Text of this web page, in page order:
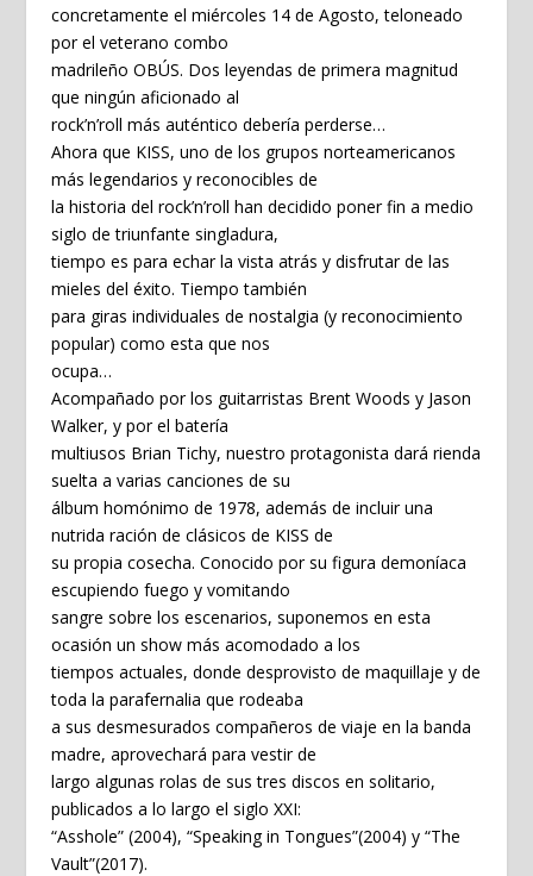
concretamente el miércoles 14 de Agosto, teloneado
por el veterano combo
madrileño OBÚS. Dos leyendas de primera magnitud
que ningún aficionado al
rock’n’roll más auténtico debería perderse…
Ahora que KISS, uno de los grupos norteamericanos
más legendarios y reconocibles de
la historia del rock’n’roll han decidido poner fin a medio
siglo de triunfante singladura,
tiempo es para echar la vista atrás y disfrutar de las
mieles del éxito. Tiempo también
para giras individuales de nostalgia (y reconocimiento
popular) como esta que nos
ocupa…
Acompañado por los guitarristas Brent Woods y Jason
Walker, y por el batería
multiusos Brian Tichy, nuestro protagonista dará rienda
suelta a varias canciones de su
álbum homónimo de 1978, además de incluir una
nutrida ración de clásicos de KISS de
su propia cosecha. Conocido por su figura demoníaca
escupiendo fuego y vomitando
sangre sobre los escenarios, suponemos en esta
ocasión un show más acomodado a los
tiempos actuales, donde desprovisto de maquillaje y de
toda la parafernalia que rodeaba
a sus desmesurados compañeros de viaje en la banda
madre, aprovechará para vestir de
largo algunas rolas de sus tres discos en solitario,
publicados a lo largo el siglo XXI:
“Asshole” (2004), “Speaking in Tongues”(2004) y “The
Vault”(2017).